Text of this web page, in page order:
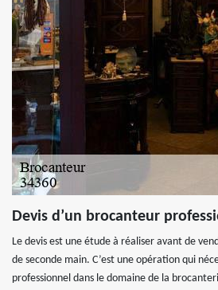
Devis d’un brocanteur
Le devis est une étude à réaliser avant de
de seconde main. C’est une opération qui
professionnel dans le domaine de la